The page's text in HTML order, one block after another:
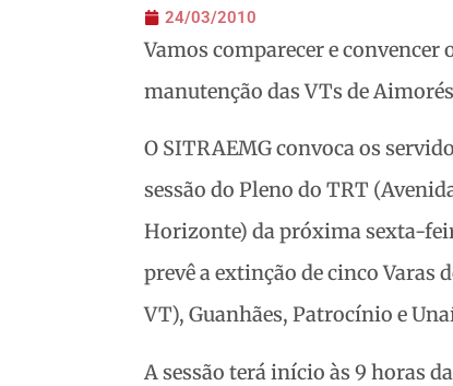
24/03/2010
Vamos comparecer e
manutenção das VTs de
O SITRAEMG convoca os
sessão do Pleno do TRT
Horizonte) da próxima sexta-
prevê a extinção de cinco Varas
VT), Guanhães, Patrocínio e
A sessão terá início às 9 horas